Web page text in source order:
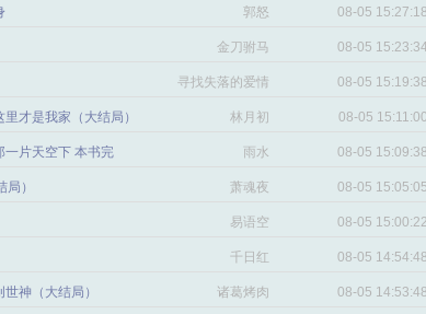
郭怒 08-05 15:27:18
金刀驸马 08-05 15:23:34
寻找失落的爱情 08-05 15:19:38
才是我家（大结局） 林月初 08-05 15:11:00
一片天空下 本书完 雨水 08-05 15:09:38
） 萧魂夜 08-05 15:05:05
易语空 08-05 15:00:22
千日红 08-05 14:54:48
神（大结局） 诸葛烤肉 08-05 14:53:48